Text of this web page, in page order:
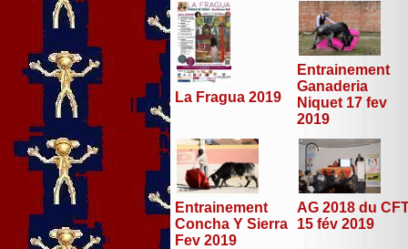
La Fragua 2019
Entrainement
Ganaderia
Niquet 17 fev
2019
Entrainement
Concha Y Sierra
Fev 2019
AG 2018 du
15 fév 2019